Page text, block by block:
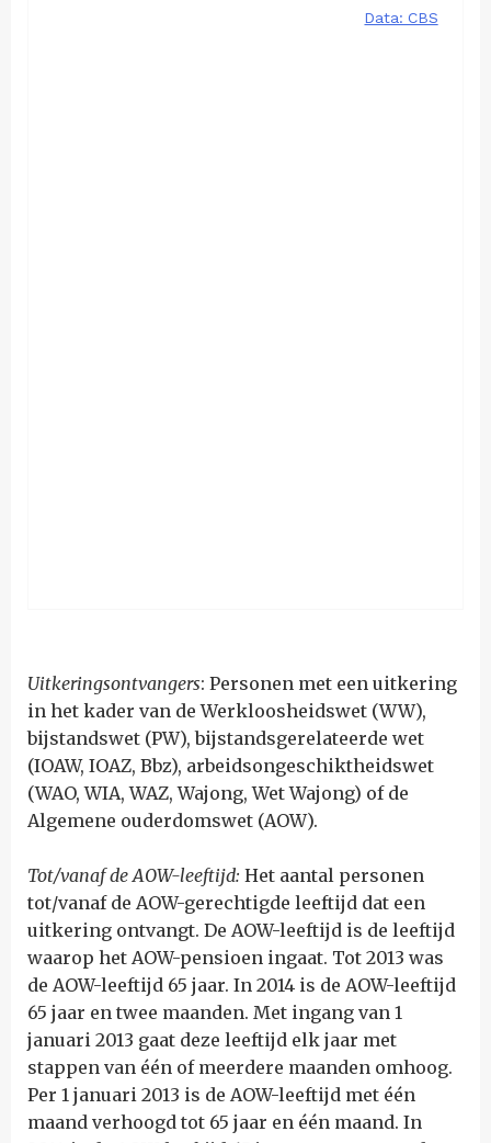
Uitkeringsontvangers: Personen met een uitkering
in het kader van de Werkloosheidswet (WW),
bijstandswet (PW), bijstandsgerelateerde wet
(IOAW, IOAZ, Bbz), arbeidsongeschiktheidswet
(WAO, WIA, WAZ, Wajong, Wet Wajong) of de
Algemene ouderdomswet (AOW).
Tot/vanaf de AOW-leeftijd: Het aantal personen
tot/vanaf de AOW-gerechtigde leeftijd dat een
uitkering ontvangt. De AOW-leeftijd is de leeftijd
waarop het AOW-pensioen ingaat. Tot 2013 was
de AOW-leeftijd 65 jaar. In 2014 is de AOW-leeftijd
65 jaar en twee maanden. Met ingang van 1
januari 2013 gaat deze leeftijd elk jaar met
stappen van één of meerdere maanden omhoog.
Per 1 januari 2013 is de AOW-leeftijd met één
maand verhoogd tot 65 jaar en één maand. In